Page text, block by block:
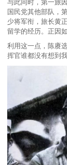
与此同时，第一旅
国民党其他部队，
少将军衔，旅长黄
留学的经历。正因
利用这一点，陈赓
挥官谁都没有想到